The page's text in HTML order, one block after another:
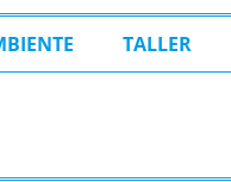
TALLER